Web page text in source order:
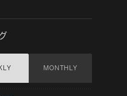
MONTHLY